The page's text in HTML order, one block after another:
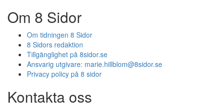
Om 8 Sidor
Om tidningen 8 Sidor
8 Sidors redaktion
Tillgänglighet på 8sidor.se
Ansvarig utgivare: marie.hillblom@8sidor.se
Privacy policy på 8 sidor
Kontakta oss